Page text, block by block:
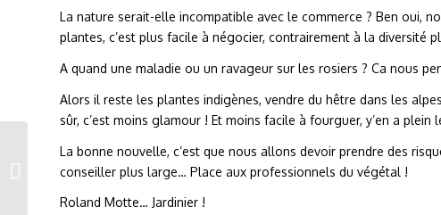
La nature serait-elle incompatible avec le commerce ? Ben oui,
plantes, c’est plus facile à négocier, contrairement à la diversité
A quand une maladie ou un ravageur sur les rosiers ? Ca nous
Alors il reste les plantes indigènes, vendre du hêtre dans les
sûr, c’est moins glamour ! Et moins facile à fourguer, y’en a plein
La bonne nouvelle, c’est que nous allons devoir prendre des
conseiller plus large… Place aux professionnels du végétal !
Roland Motte… Jardinier !
Février sans
supermarché